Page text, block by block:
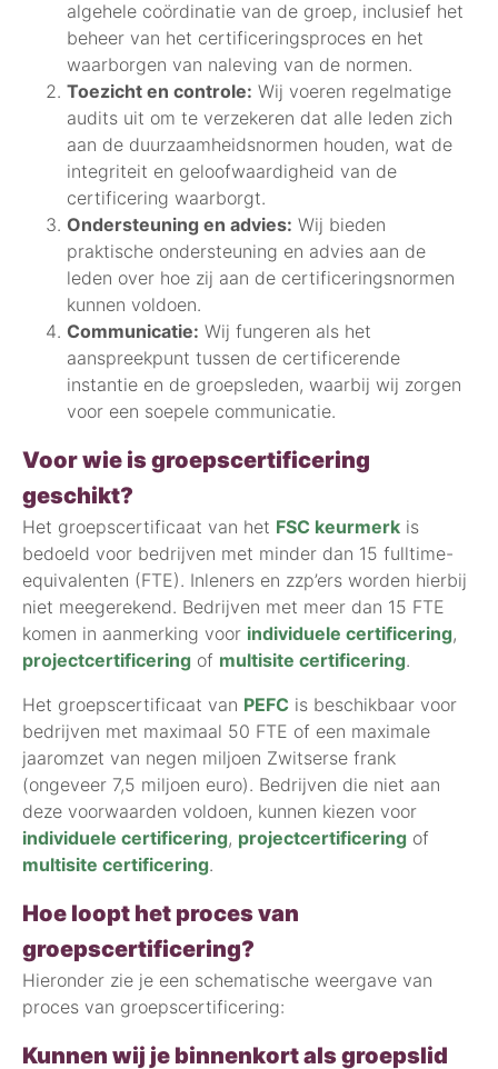
algehele coördinatie van de groep, inclusief het
beheer van het certificeringsproces en het
waarborgen van naleving van de normen.
Toezicht en controle: Wij voeren regelmatige
audits uit om te verzekeren dat alle leden zich
aan de duurzaamheidsnormen houden, wat de
integriteit en geloofwaardigheid van de
certificering waarborgt.
Ondersteuning en advies: Wij bieden
praktische ondersteuning en advies aan de
leden over hoe zij aan de certificeringsnormen
kunnen voldoen.
Communicatie: Wij fungeren als het
aanspreekpunt tussen de certificerende
instantie en de groepsleden, waarbij wij zorgen
voor een soepele communicatie.
Voor wie is groepscertificering
geschikt?
Het groepscertificaat van het FSC keurmerk is
bedoeld voor bedrijven met minder dan 15 fulltime-
equivalenten (FTE). Inleners en zzp’ers worden hierbij
niet meegerekend. Bedrijven met meer dan 15 FTE
komen in aanmerking voor individuele certificering,
projectcertificering of multisite certificering.
Het groepscertificaat van PEFC is beschikbaar voor
bedrijven met maximaal 50 FTE of een maximale
jaaromzet van negen miljoen Zwitserse frank
(ongeveer 7,5 miljoen euro). Bedrijven die niet aan
deze voorwaarden voldoen, kunnen kiezen voor
individuele certificering, projectcertificering of
multisite certificering.
Hoe loopt het proces van
groepscertificering?
Hieronder zie je een schematische weergave van
proces van groepscertificering:
Kunnen wij je binnenkort als groepslid